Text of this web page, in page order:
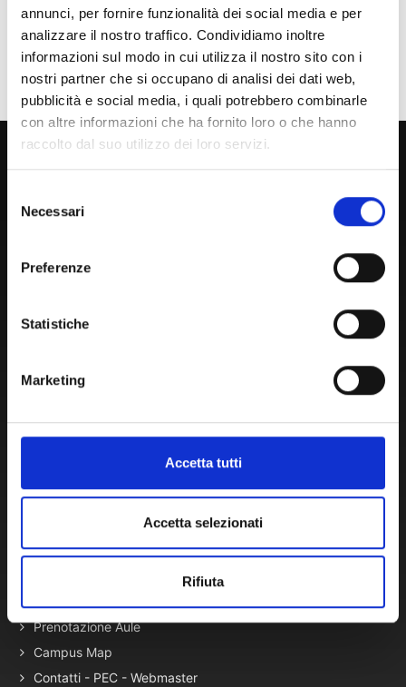
annunci, per fornire funzionalità dei social media e per
analizzare il nostro traffico. Condividiamo inoltre
informazioni sul modo in cui utilizza il nostro sito con i
nostri partner che si occupano di analisi dei dati web,
pubblicità e social media, i quali potrebbero combinarle
con altre informazioni che ha fornito loro o che hanno
raccolto dal suo utilizzo dei loro servizi.
delNecessari
Preferenze
Statistiche
Marketing
Accetta tutti
Accetta selezionati
Rifiuta
Personale
Ente o Impresa
800 453 444
Amministrazione Trasparente
Presidio Qualità
Nucleo di Valutazione
Bacheca di Ateneo - Bandi e Concorsi
Gare Telematiche (U-Buy) ed Elenco Operatori Economici
Terza Missione
Prenotazione Aule
Campus Map
Contatti - PEC - Webmaster